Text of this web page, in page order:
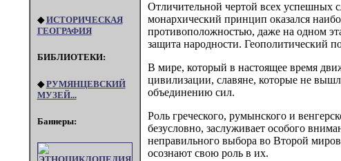
◆ИСТОРИЧЕСКАЯ
ГЕОГРАФИЯ
БИБЛИОТЕКИ:
◆РУМЯНЦЕВСКИЙ
МУЗЕЙ...
Баннеры:
Отличительной чертой всех успешных
монархический принцип оказался
противоположностью, даже на одном
защита народности. Геополитический
В мире, который в настоящее время
цивилизации, славяне, которые не
объединению сил.
Роль греческого, румынского и
безусловно, заслуживает особого
неправильного выбора во Второй
осознают свою роль в их.